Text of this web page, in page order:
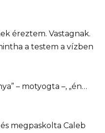
éreztem. Vastagnak.
a testem a vízben
– motyogta –, „én…
megpaskolta Caleb